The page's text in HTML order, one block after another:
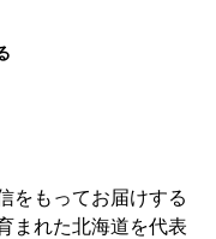
をもってお届けする
まれた北海道を代表